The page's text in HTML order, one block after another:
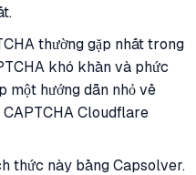
thường gặp nhất trong
khó khăn và phức
một hướng dẫn nhỏ về
Cloudflare
thức này bằng Capsolver.